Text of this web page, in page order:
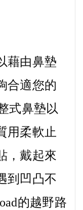
藉由鼻墊
合適您的
式鼻墊以
用柔軟止
，戴起來
到凹凸不
的越野路